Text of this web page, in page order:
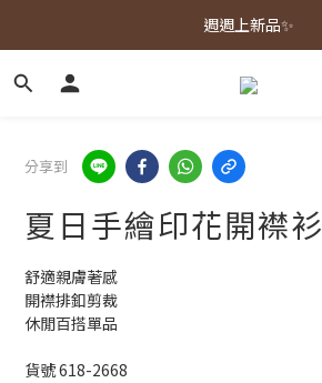
春夏新品上市🌿
週週上新品✨
春夏新品上市🌿
分享到
夏日手繪印花開襟衫
舒適親膚著感
開襟排釦剪裁
休閒百搭單品
貨號 618-2668